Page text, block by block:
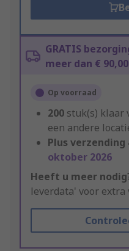
GRATIS
meer dan € 90,00
Op voorraad
200 stuk(s) klaar
een andere
Plus verzending
oktober 2026
Heeft u meer
leverdata' voor